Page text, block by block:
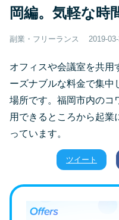
岡編。気軽な時
副業・フリーランス 2019-03-
オフィスや会議室を共用
ーズナブルな料金で集中
場所です。福岡市内のコ
用できるところから起業
っています。
ツイート